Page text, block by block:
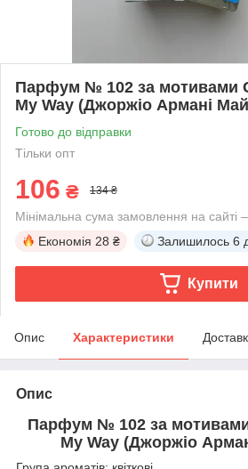
Парфум № 102 за мотивами
My Way (Джоржіо Армані
Готово до відправки
Тільки опт
106 ₴ 134 ₴
Мінімальна сума замовлення на сайті
Економія 28 ₴ Залишилось 6
Купити
Опис Характеристики
Опис
Парфум № 102 за
My Way (Джоржіо